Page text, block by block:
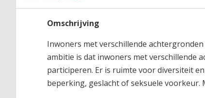
Omschrijving
Inwoners met verschillende
ambitie is dat inwoners met verschillende
participeren. Er is ruimte voor diversiteit
beperking, geslacht of seksuele voorkeur.